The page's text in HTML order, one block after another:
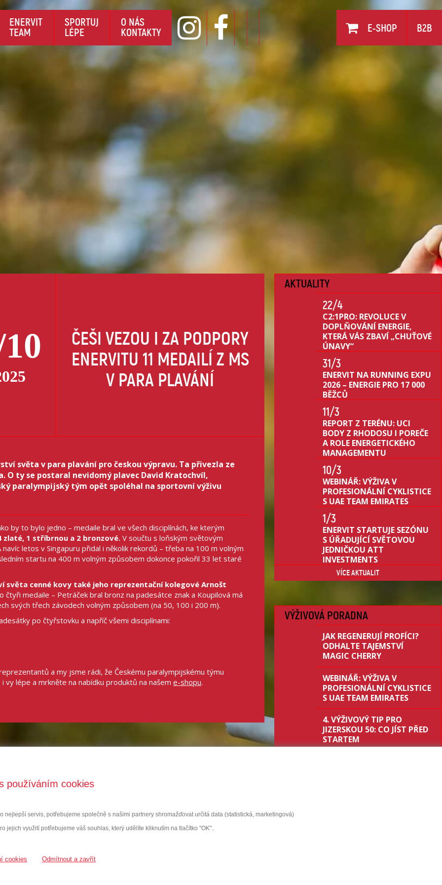
používáním cookies
nejlepší servis, potřebujeme společně s našimi partnery shromažďovat určitá data (statistická, marketingová)
jejich využití potřebujeme váš souhlas, který udělíte kliknutím na tlačítko "OK"..
cookies Odmítnout a zavřít
ENERVIT
TEAM
SPORTUJ
LÉPE
O NÁS
KONTAKTY B2B
E-SHOP
ČEŠI VEZOU I ZA PODPORY
ENERVITU 11 MEDAILÍ Z MS
V PARA PLAVÁNÍ
světa v para plavání pro českou výpravu. Ta přivezla ze
O ty se postaral nevidomý plavec David Kratochvíl,
paralympijský tým opět spoléhal na sportovní výživu
by to bylo jedno – medaile bral ve všech disciplínách, ke kterým
zlaté, 1 stříbrnou a 2 bronzové. V součtu s loňským světovým
letos v Singapuru přidal i několik rekordů – třeba na 100 m volným
startu na 400 m volným způsobem dokonce pokořil 33 let staré
cenné kovy také jeho reprezentační kolegové Arnošt
čtyři medaile – Petráček bral bronz na padesátce znak a Koupilová má
svých třech závodech volným způsobem (na 50, 100 i 200 m).
po čtyřstovku a napříč všemi disciplínami:
a my jsme rádi, že Českému paralympijskému týmu
vy lépe a mrkněte na nabídku produktů na našem e-shopu.
AKTUALITY
22/4
C2:1PRO: REVOLUCE V
DOPLŇOVÁNÍ ENERGIE,
KTERÁ VÁS ZBAVÍ „CHUŤOVÉ
ÚNAVY“
31/3
ENERVIT NA RUNNING EXPU
2026 – ENERGIE PRO 17 000
BĚŽCŮ
11/3
REPORT Z TERÉNU: UCI
BODY Z RHODOSU I POREČE
A ROLE ENERGETICKÉHO
MANAGEMENTU
10/3
WEBINÁŘ: VÝŽIVA V
PROFESIONÁLNÍ CYKLISTICE
S UAE TEAM EMIRATES
1/3
ENERVIT STARTUJE SEZÓNU
S ÚŘADUJÍCÍ SVĚTOVOU
JEDNIČKOU ATT
INVESTMENTS
VÍCE AKTUALIT
VÝŽIVOVÁ PORADNA
JAK REGENERUJÍ PROFÍCI?
ODHALTE TAJEMSTVÍ
MAGIC CHERRY
WEBINÁŘ: VÝŽIVA V
PROFESIONÁLNÍ CYKLISTICE
S UAE TEAM EMIRATES
4. VÝŽIVOVÝ TIP PRO
JIZERSKOU 50: CO JÍST PŘED
STARTEM